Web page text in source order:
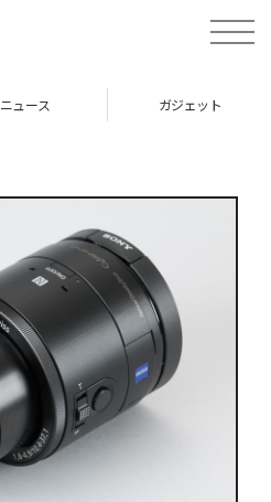
toggle
ニュース ガジェット